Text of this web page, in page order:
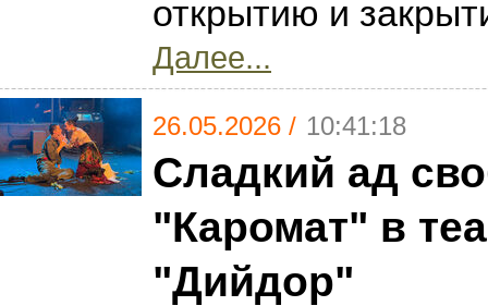
открытию и
Далее...
26.05.2026 / 10:41:18
Сладкий ад
"Каромат" в
"Дийдор"